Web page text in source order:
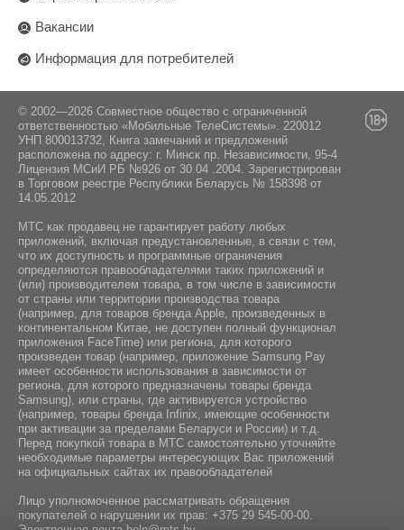
Поставщик:
Партизанский, 95, офис 1А
Вакансии
Информация для потребителей
© 2002—2026 Совместное общество с ограниченной
ответственностью «Мобильные ТелеСистемы». 220012
УНП 800013732, Книга замечаний и предложений
расположена по адресу: г. Минск пр. Независимости, 95-4
Лицензия МСиИ РБ №926 от 30.04 .2004. Зарегистрирован
в Торговом реестре Республики Беларусь № 158398 от
14.05.2012
МТС как продавец не гарантирует работу любых
приложений, включая предустановленные, в связи с тем,
что их доступность и программные ограничения
определяются правообладателями таких приложений и
(или) производителем товара, в том числе в зависимости
от страны или территории производства товара
(например, для товаров бренда Apple, произведенных в
континентальном Китае, не доступен полный функционал
приложения FaceTime) или региона, для которого
произведен товар (например, приложение Samsung Pay
имеет особенности использования в зависимости от
региона, для которого предназначены товары бренда
Samsung), или страны, где активируется устройство
(например, товары бренда Infiniх, имеющие особенности
при активации за пределами Беларуси и России) и т.д.
Перед покупкой товара в МТС самостоятельно уточняйте
необходимые параметры интересующих Вас приложений
на официальных сайтах их правообладателей
Лицо уполномоченное рассматривать обращения
покупателей о нарушении их прав: +375 29 545-00-00.